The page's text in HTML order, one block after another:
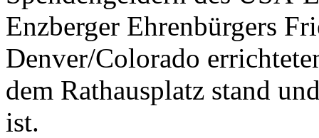
Enzberger Ehrenbürgers
Denver/Colorado
dem Rathausplatz stand
ist.